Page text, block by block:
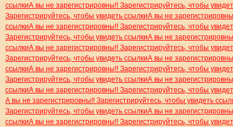
ссылкиА вы не зарегистрировны!! Зарегистрируйтесь, чтобы
Зарегистрируйтесь, чтобы увидеть ссылкиА вы не
ссылкиА вы не зарегистрировны!! Зарегистрируйтесь, чтобы
Зарегистрируйтесь, чтобы увидеть ссылкиА вы не
ссылкиА вы не зарегистрировны!! Зарегистрируйтесь, чтобы
Зарегистрируйтесь, чтобы увидеть ссылкиА вы не
ссылкиА вы не зарегистрировны!! Зарегистрируйтесь, чтобы
Зарегистрируйтесь, чтобы увидеть ссылкиА вы не
ссылкиА вы не зарегистрировны!! Зарегистрируйтесь, чтобы
А вы не зарегистрировны!! Зарегистрируйтесь, чтобы увидеть
Зарегистрируйтесь, чтобы увидеть ссылкиА вы не
ссылкиА вы не зарегистрировны!! Зарегистрируйтесь, чтобы